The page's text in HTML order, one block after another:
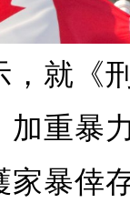
，就《
加重暴
家暴倖